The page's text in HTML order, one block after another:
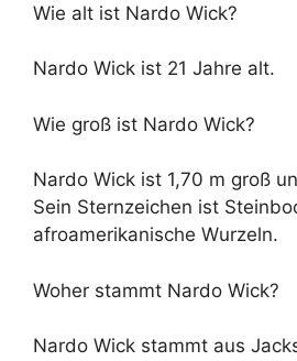
Wie alt ist Nardo Wick?
Nardo Wick ist 21 Jahre alt.
Wie groß ist Nardo Wick?
Nardo Wick ist 1,70 m groß
Sein Sternzeichen ist
afroamerikanische Wurzeln.
Woher stammt Nardo Wick?
Nardo Wick stammt aus